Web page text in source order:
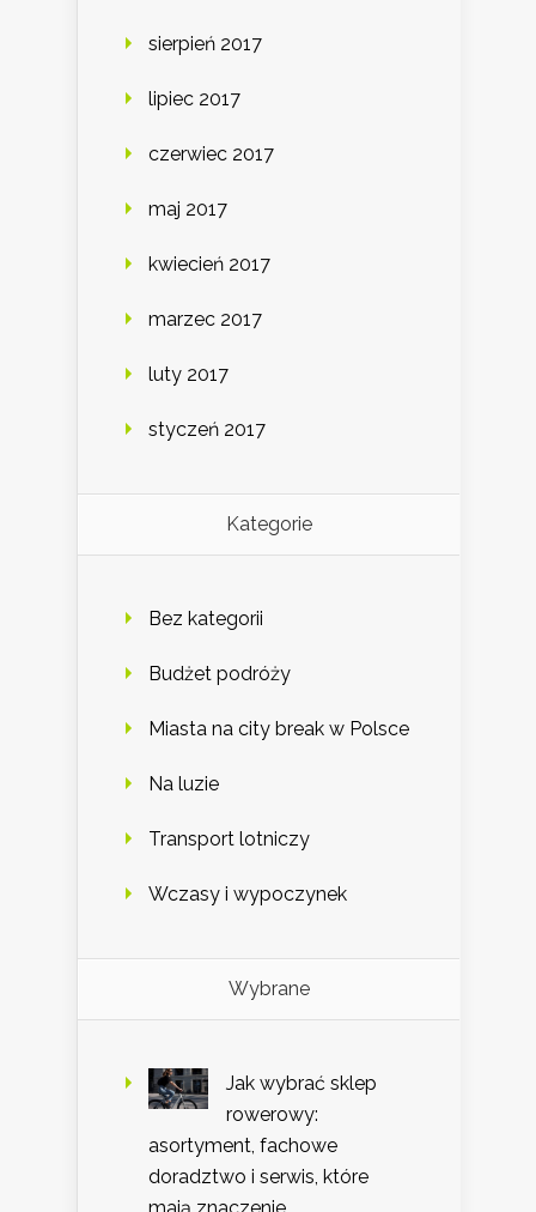
sierpień 2017
lipiec 2017
czerwiec 2017
maj 2017
kwiecień 2017
marzec 2017
luty 2017
styczeń 2017
Kategorie
Bez kategorii
Budżet podróży
Miasta na city break w Polsce
Na luzie
Transport lotniczy
Wczasy i wypoczynek
Wybrane
Jak wybrać sklep
rowerowy:
asortyment, fachowe
doradztwo i serwis, które